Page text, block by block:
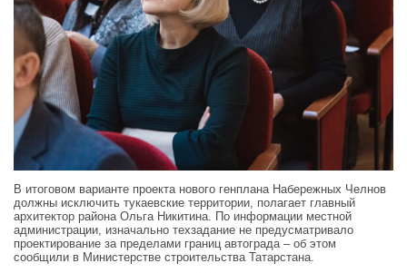
В итоговом варианте проекта нового генплана Набережных Челнов
должны исключить тукаевские территории, полагает главный
архитектор района Ольга Никитина. По информации местной
администрации, изначально техзадание не предусматривало
проектирование за пределами границ автограда – об этом
сообщили в Министерстве строительства Татарстана.